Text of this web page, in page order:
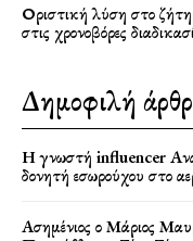
Οριστική λύση στο
στις χρονοβόρες
Δημοφιλή
Η γνωστή influencer
δονητή εσωρούχου στο
Ασημένιος ο Μάριος